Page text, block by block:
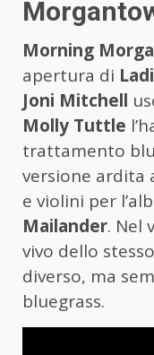
Morning
apertura di
Joni Mitchell
Molly Tuttle
trattamento
versione ardita
e violini per
Mailander. Nel
vivo dello
diverso, ma
bluegrass.